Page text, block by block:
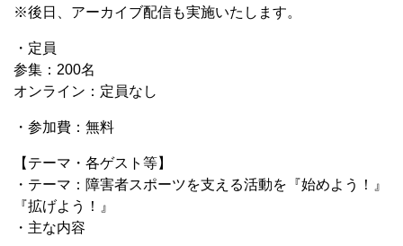
※後日、アーカイブ配信も実施いたします。
・定員
参集：200名
オンライン：定員なし
・参加費：無料
【テーマ・各ゲスト等】
・テーマ：障害者スポーツを支える活動を『始めよう！』
『拡げよう！』
・主な内容